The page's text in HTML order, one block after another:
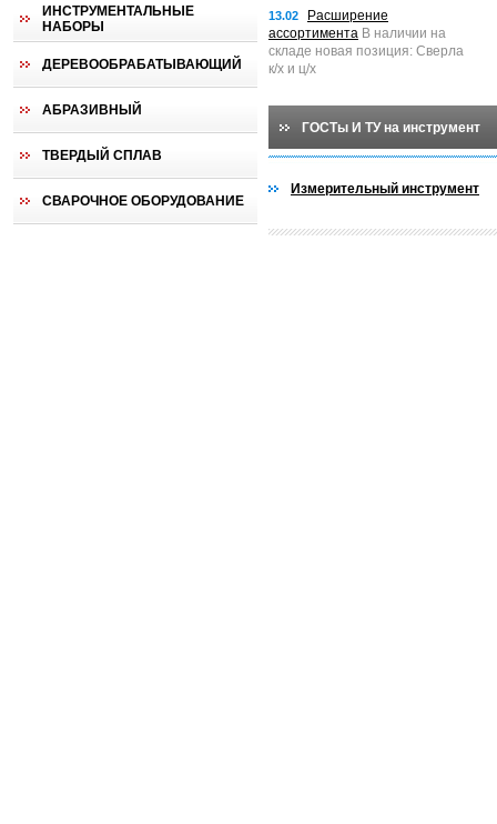
ИНСТРУМЕНТАЛЬНЫЕ
НАБОРЫ
ДЕРЕВООБРАБАТЫВАЮЩИЙ
АБРАЗИВНЫЙ
ТВЕРДЫЙ СПЛАВ
СВАРОЧНОЕ ОБОРУДОВАНИЕ
13.02
Расширение
ассортимента В наличии на
складе новая позиция: Сверла
к/х и ц/х
ГОСТы И ТУ на инструмент
Измерительный инструмент